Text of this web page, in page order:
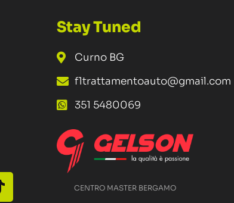
Stay Tuned
Curno BG
f1trattamentoauto@gmail.com
351 5480069
CENTRO MASTER BERGAMO